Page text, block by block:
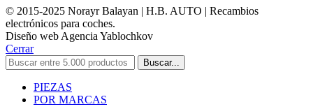
© 2015-2025 Norayr Balayan | H.B. AUTO | Recambios
electrónicos para coches.
Diseño web Agencia Yablochkov
Cerrar
Buscar...
PIEZAS
POR MARCAS